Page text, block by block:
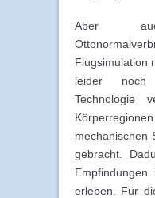
Aber
Flugsimulation
leider
Technologie
mechanischen
gebracht.
erleben. Für